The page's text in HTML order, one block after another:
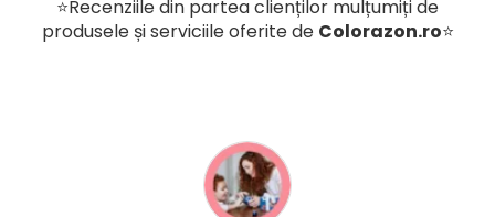
⭐Recenziile din partea clienților mulțumiți de
produsele și serviciile oferite de Colorazon.ro⭐